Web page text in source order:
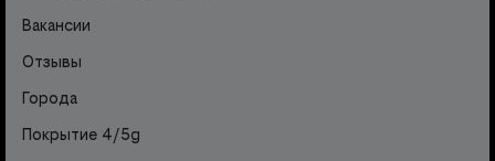
Вакансии
Отзывы
Города
Покрытие 4/5g